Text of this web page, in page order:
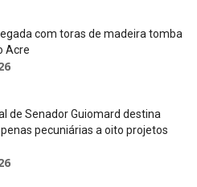
com toras de madeira tomba
Acre
de Senador Guiomard destina
pecuniárias a oito projetos